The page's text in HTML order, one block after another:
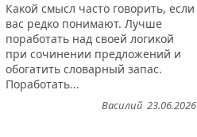
Какой смысл часто говорить, если
вас редко понимают. Лучше
поработать над своей логикой
при сочинении предложений и
обогатить словарный запас.
Поработать...
23.06.2026
Василий